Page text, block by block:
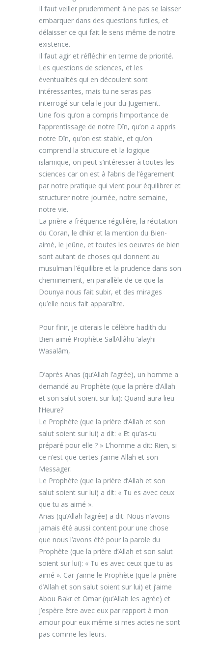
Il faut veiller prudemment à ne pas se laisser
embarquer dans des questions futiles, et
délaisser ce qui fait le sens même de notre
existence.
Il faut agir et réfléchir en terme de priorité.
Les questions de sciences, et les
éventualités qui en découlent sont
intéressantes, mais tu ne seras pas
interrogé sur cela le jour du Jugement.
Une fois qu’on a compris l’importance de
l’apprentissage de notre Dîn, qu’on a appris
notre Dîn, qu’on est stable, et qu’on
comprend la structure et la logique
islamique, on peut s’intéresser à toutes les
sciences car on est à l’abris de l’égarement
par notre pratique qui vient pour équilibrer et
structurer notre journée, notre semaine,
notre vie.
La prière a fréquence régulière, la récitation
du Coran, le dhikr et la mention du Bien-
aimé, le jeûne, et toutes les oeuvres de bien
sont autant de choses qui donnent au
musulman l’équilibre et la prudence dans son
cheminement, en parallèle de ce que la
Dounya nous fait subir, et des mirages
qu’elle nous fait apparaître.
Pour finir, je citerais le célèbre hadith du
Bien-aimé Prophète SallAllâhu ‘alayhi
Wasalâm,
D’après Anas (qu’Allah l’agrée), un homme a
demandé au Prophète (que la prière d’Allah
et son salut soient sur lui): Quand aura lieu
l’Heure?
Le Prophète (que la prière d’Allah et son
salut soient sur lui) a dit: « Et qu’as-tu
préparé pour elle ? » L’homme a dit: Rien, si
ce n’est que certes j’aime Allah et son
Messager.
Le Prophète (que la prière d’Allah et son
salut soient sur lui) a dit: « Tu es avec ceux
que tu as aimé ».
Anas (qu’Allah l’agrée) a dit: Nous n’avons
jamais été aussi content pour une chose
que nous l’avons été pour la parole du
Prophète (que la prière d’Allah et son salut
soient sur lui): « Tu es avec ceux que tu as
aimé ». Car j’aime le Prophète (que la prière
d’Allah et son salut soient sur lui) et j’aime
Abou Bakr et Omar (qu’Allah les agrée) et
j’espère être avec eux par rapport à mon
amour pour eux même si mes actes ne sont
pas comme les leurs.